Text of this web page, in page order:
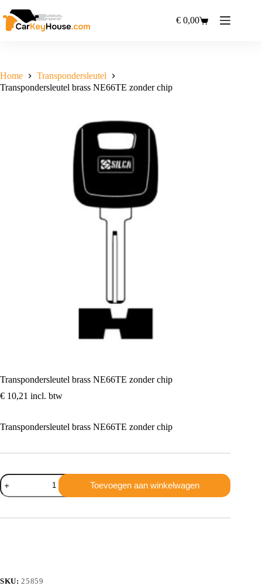
naar
de
Winkelwagen
€ 0,00
Home
Transpondersleutel
Transpondersleutel brass NE66TE zonder chip
Transpondersleutel brass NE66TE zonder chip
€ 10,21 incl. btw
Transpondersleutel brass NE66TE zonder chip
Transpondersleutel
brass
NE66TE
chip
Toevoegen aan winkelwagen
SKU:25859